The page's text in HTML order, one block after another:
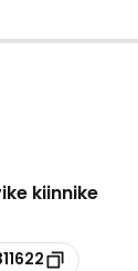
kiinnike